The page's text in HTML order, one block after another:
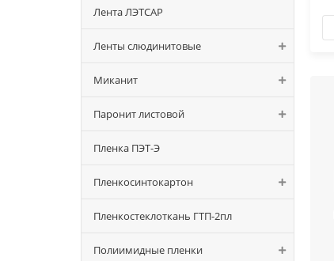
Лента ЛЭТСАР
Ленты слюдинитовые
Миканит
Паронит листовой
Пленка ПЭТ-Э
Пленкосинтокартон
Пленкостеклоткань ГТП-2пл
Полиимидные пленки